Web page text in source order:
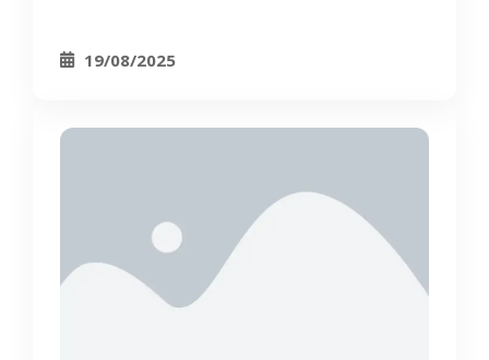
19/08/2025